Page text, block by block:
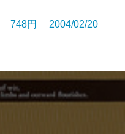
748円 2004/02/20